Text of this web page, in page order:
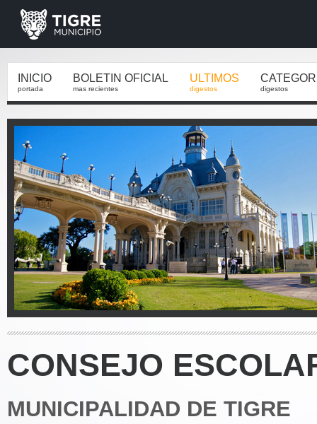
INICIO
portada
BOLETIN OFICIAL
mas recientes
ULTIMOS
digestos digestos
CONSEJO
MUNICIPALIDAD DE TIGRE